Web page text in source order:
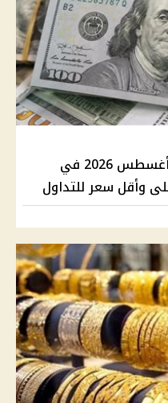
أسعار الدولار اليوم الجمعة 7 أغسطس 2026 في
وأقل سعر للتداول